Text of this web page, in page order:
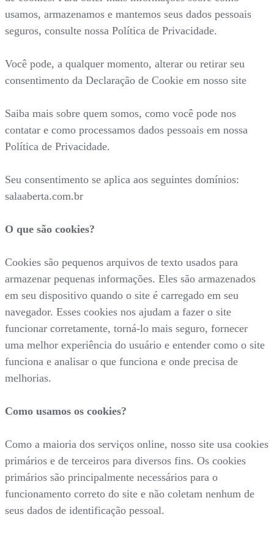
usamos, armazenamos e mantemos seus dados pessoais
seguros, consulte nossa Política de Privacidade.
Você pode, a qualquer momento, alterar ou retirar seu
consentimento da Declaração de Cookie em nosso site
Saiba mais sobre quem somos, como você pode nos
contatar e como processamos dados pessoais em nossa
Política de Privacidade.
Seu consentimento se aplica aos seguintes domínios:
salaaberta.com.br
O que são cookies?
Cookies são pequenos arquivos de texto usados para
armazenar pequenas informações. Eles são armazenados
em seu dispositivo quando o site é carregado em seu
navegador. Esses cookies nos ajudam a fazer o site
funcionar corretamente, torná-lo mais seguro, fornecer
uma melhor experiência do usuário e entender como o site
funciona e analisar o que funciona e onde precisa de
melhorias.
Como usamos os cookies?
Como a maioria dos serviços online, nosso site usa cookies
primários e de terceiros para diversos fins. Os cookies
primários são principalmente necessários para o
funcionamento correto do site e não coletam nenhum de
seus dados de identificação pessoal.